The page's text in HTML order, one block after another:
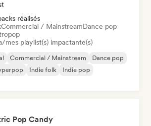
réalisés
Commercial / MainstreamDance pop
mes playlist(s) impactante(s)
Commercial / Mainstream
Dance pop
Indie folk
Indie pop
Pop Candy